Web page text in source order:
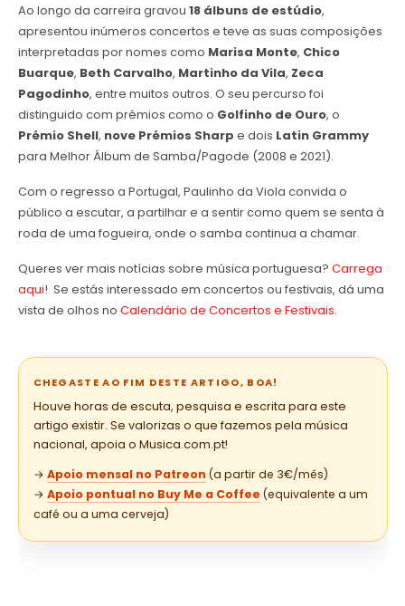
Ao longo da carreira gravou 18 álbuns de estúdio,
apresentou inúmeros concertos e teve as suas composições
interpretadas por nomes como Marisa Monte, Chico
Buarque, Beth Carvalho, Martinho da Vila, Zeca
Pagodinho, entre muitos outros. O seu percurso foi
distinguido com prémios como o Golfinho de Ouro, o
Prémio Shell, nove Prémios Sharp e dois Latin Grammy
para Melhor Álbum de Samba/Pagode (2008 e 2021).
Com o regresso a Portugal, Paulinho da Viola convida o
público a escutar, a partilhar e a sentir como quem se senta à
roda de uma fogueira, onde o samba continua a chamar.
Queres ver mais notícias sobre música portuguesa? Carrega
aqui! Se estás interessado em concertos ou festivais, dá uma
vista de olhos no Calendário de Concertos e Festivais.
CHEGASTE AO FIM DESTE ARTIGO, BOA!
Houve horas de escuta, pesquisa e escrita para este
artigo existir. Se valorizas o que fazemos pela música
nacional, apoia o Musica.com.pt!
→ Apoio mensal no Patreon (a partir de 3€/mês)
→ Apoio pontual no Buy Me a Coffee (equivalente a um
café ou a uma cerveja)